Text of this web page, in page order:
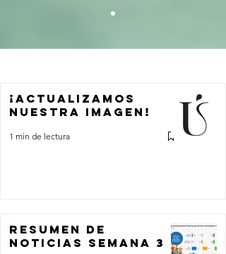
¡Actualizamos
nuestra imagen!
1 min de lectura
Resumen de
noticias Semana 3